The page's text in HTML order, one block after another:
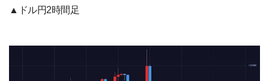
▲ドル円2時間足